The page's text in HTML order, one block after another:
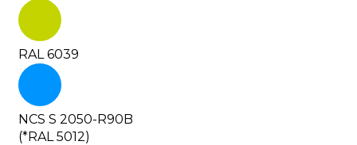
RAL 6039
NCS S 2050-R90B
(*RAL 5012)